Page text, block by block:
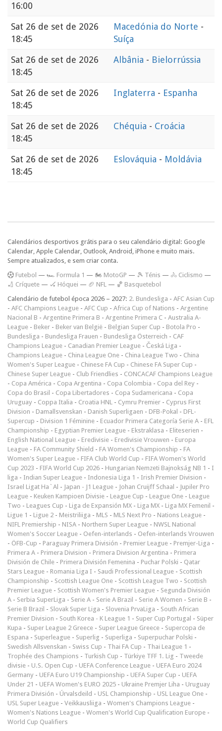
16:00
Sat 26 de set de 2026
18:45
Macedónia do Norte -
Suíça
Sat 26 de set de 2026
18:45
Albânia - Bielorrússia
Sat 26 de set de 2026
18:45
Inglaterra - Espanha
Sat 26 de set de 2026
18:45
Chéquia - Croácia
Sat 26 de set de 2026
18:45
Eslováquia - Moldávia
Calendários desportivos grátis para o seu calendário digital: Google
Calendar, Apple Calendar, Outlook, Android, iPhone e muito mais.
Sempre atualizados, e sem criar conta.
Futebol — 🏎️ Formula 1 — 🏍 MotoGP — 🎾 Ténis — 🚴 Ciclismo —
🏏 Críquete — 🏑 Hóquei — 🏈 NFL — 🏀 Basquetebol
Calendário de futebol época 2026 – 2027: 2. Bundesliga - AFC Asian Cup
- AFC Champions League - AFC Cup - Africa Cup of Nations - Argentine
Nacional B - Argentine Primera B - Argentine Primera C - Australia A-
League - Beker - Beker van België - Belgian Super Cup - Botola Pro -
Bundesliga - Bundesliga Frauen - Bundesliga Österreich - CAF
Champions League - Canadian Premier League - Česká Liga -
Champions League - China League One - China League Two - China
Women's Super League - Chinese FA Cup - Chinese FA Super Cup -
Chinese Super League - Club Friendlies - CONCACAF Champions League
- Copa América - Copa Argentina - Copa Colombia - Copa del Rey -
Copa do Brasil - Copa Libertadores - Copa Sudamericana - Copa
Uruguay - Coppa Italia - Croatia HNL - Cymru Premier - Cyprus First
Division - Damallsvenskan - Danish Superligaen - DFB-Pokal - DFL-
Supercup - Division 1 Féminine - Ecuador Primera Categoría Serie A - EFL
Championship - Egyptian Premier League - Ekstraklasa - Eliteserien -
English National League - Eredivisie - Eredivisie Vrouwen - Europa
League - FA Community Shield - FA Women's Championship - FA
Women's Super League - FIFA Club World Cup - FIFA Women's World
Cup 2023 - FIFA World Cup 2026 - Hungarian Nemzeti Bajnokság NB 1 - I
liga - Indian Super League - Indonesia Liga 1 - Irish Premier Division -
Israel Ligat Ha`Al - Japan - J1 League - Johan Cruijff Schaal - Jupiler Pro
League - Keuken Kampioen Divisie - League Cup - League One - League
Two - Leagues Cup - Liga de Expansión MX - Liga MX - Liga MX Femenil -
Ligue 1 - Ligue 2 - Meistriliiga - MLS - MLS Next Pro - Nations League -
NIFL Premiership - NISA - Northern Super League - NWSL National
Women's Soccer League - Oefen-interlands - Oefen-interlands Vrouwen
- ÖFB-Cup - Paraguay Primera División - Premier League - Premjer-Liga -
Primera A - Primera Division - Primera Division Argentina - Primera
División de Chile - Primera División Femenina - Puchar Polski - Qatar
Stars League - Romania Liga I - Saudi Professional League - Scottish
Championship - Scottish League One - Scottish League Two - Scottish
Premier League - Scottish Women's Premier League - Segunda División
A - Serbia SuperLiga - Serie A - Serie A Brazil - Serie A Women - Serie B -
Serie B Brazil - Slovak Super Liga - Slovenia PrvaLiga - South African
Premier Division - South Korea - K League 1 - Super Cup Portugal - Süper
Kupa - Super League 2 Greece - Super League Greece - Supercopa de
Espana - Superleague - Superlig - Superliga - Superpuchar Polski -
Swedish Allsvenskan - Swiss Cup - Thai FA Cup - Thai League 1 -
Trophée des Champions - Turkish Cup - Türkiye TFF 1. Lig - Tweede
divisie - U.S. Open Cup - UEFA Conference League - UEFA Euro 2024
Germany - UEFA Euro U19 Championship - UEFA Super Cup - UEFA
Under 21 - UEFA Women's EURO 2025 - Ukraine Premjer Liha - Uruguay
Primera División - Úrvalsdeild - USL Championship - USL League One -
USL Super League - Veikkausliiga - Women's Champions League -
Women's Nations League - Women's World Cup Qualification Europe -
World Cup Qualifiers